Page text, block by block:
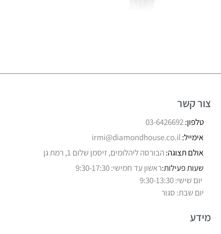
צור קשר
טלפון:03-6426692
אימייל:irmi@diamondhouse.co.il
אולם תצוגה: הבורסה ליהלומים, זיסמן שלום 1, רמת גן
שעות פעילות:ראשון עד חמישי: 9:30-17:30
יום שישי: 9:30-13:30
יום שבת: סגור
מידע